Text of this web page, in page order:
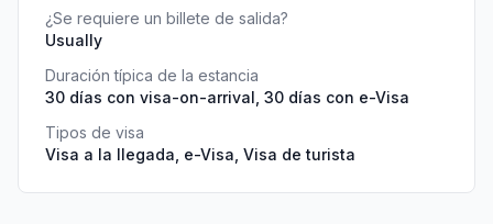
¿Se requiere un billete de salida?
Usually
Duración típica de la estancia
30 días con visa-on-arrival, 30 días con e-Visa
Tipos de visa
Visa a la llegada, e-Visa, Visa de turista